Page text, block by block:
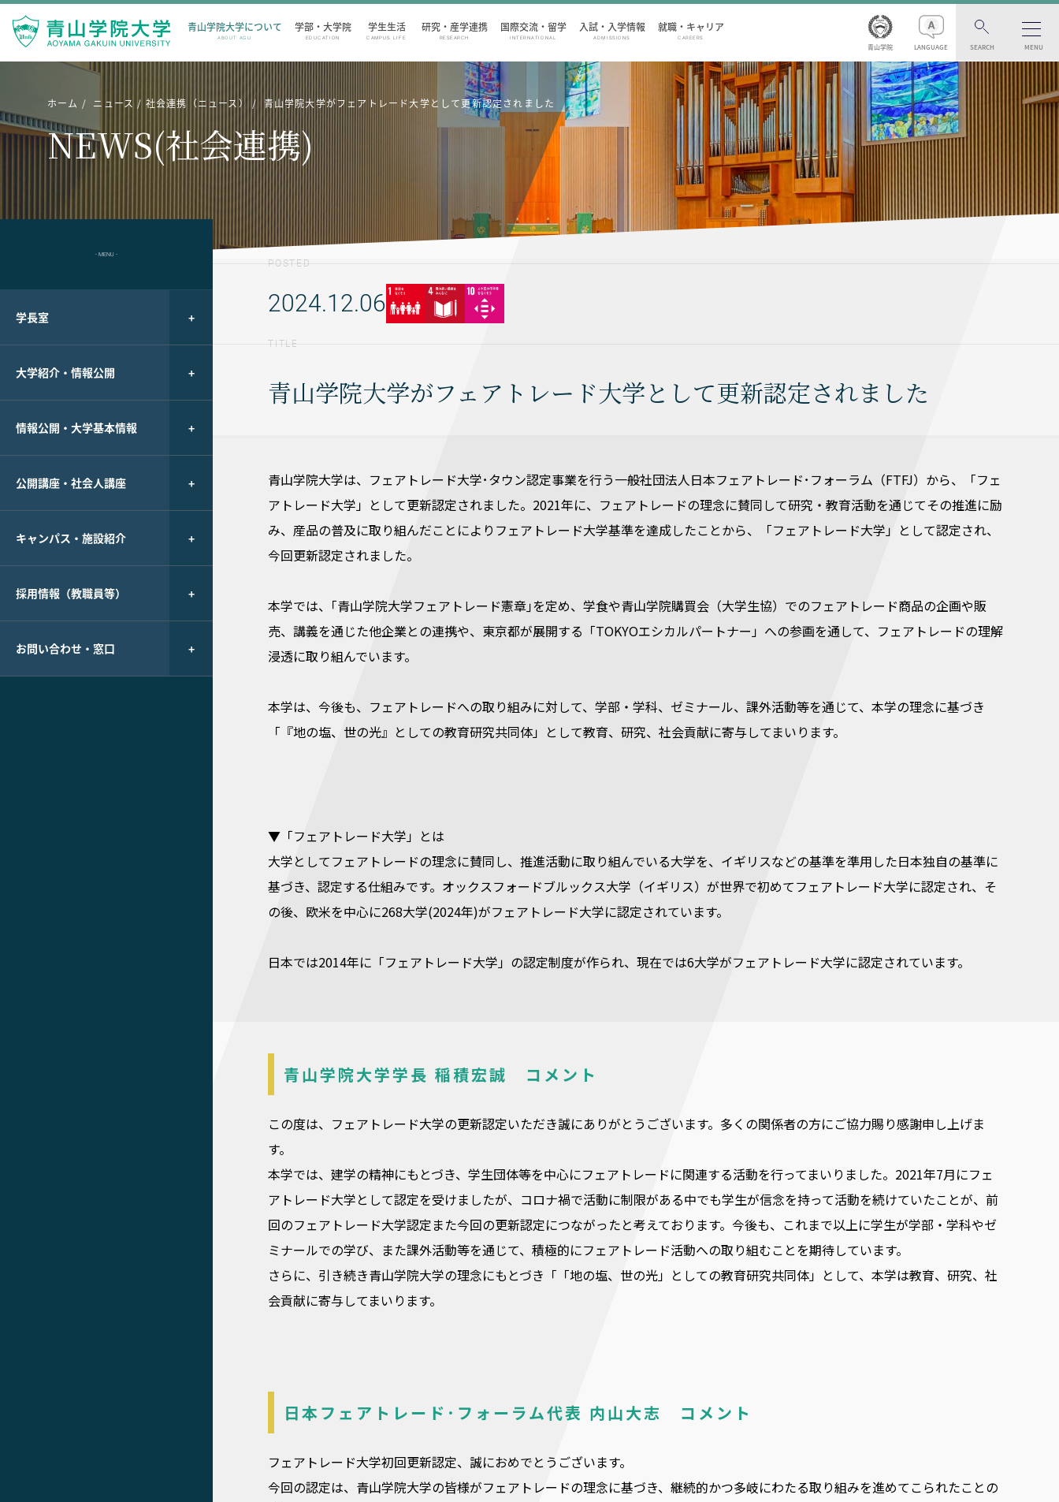
青山学院大学について
ABOUT AGU
学部・大学院
EDUCATION
学生生活
CAMPUS LIFE
研究・産学連携
RESEARCH
国際交流・留学
INTERNATIONAL
入試・入学情報
ADMISSIONS
就職・キャリア
CAREERS
青山学院 LANGUAGE SEARCH MENU
ホーム ニュース 社会連携（ニュース） 青山学院大学がフェアトレード大学として更新認定されました
NEWS(社会連携)
- MENU -
学長室
大学紹介・情報公開
情報公開・大学基本情報
公開講座・社会人講座
キャンパス・施設紹介
採用情報（教職員等）
お問い合わせ・窓口
POSTED
2024.12.06
TITLE
青山学院大学がフェアトレード大学として更新認定されました
青山学院大学は、フェアトレード大学･タウン認定事業を行う一般社団法人日本フェアトレード･フォーラム（FTFJ）から、「フェ
アトレード大学」として更新認定されました。2021年に、フェアトレードの理念に賛同して研究・教育活動を通じてその推進に励
み、産品の普及に取り組んだことによりフェアトレード大学基準を達成したことから、「フェアトレード大学」として認定され、
今回更新認定されました。
本学では、｢青山学院大学フェアトレード憲章｣を定め、学食や青山学院購買会（大学生協）でのフェアトレード商品の企画や販
売、講義を通じた他企業との連携や、東京都が展開する「TOKYOエシカルパートナー」への参画を通して、フェアトレードの理解
浸透に取り組んでいます。
本学は、今後も、フェアトレードへの取り組みに対して、学部・学科、ゼミナール、課外活動等を通じて、本学の理念に基づき
「『地の塩、世の光』としての教育研究共同体」として教育、研究、社会貢献に寄与してまいります。
▼「フェアトレード大学」とは
大学としてフェアトレードの理念に賛同し、推進活動に取り組んでいる大学を、イギリスなどの基準を準用した日本独自の基準に
基づき、認定する仕組みです。オックスフォードブルックス大学（イギリス）が世界で初めてフェアトレード大学に認定され、そ
の後、欧米を中心に268大学(2024年)がフェアトレード大学に認定されています。
日本では2014年に「フェアトレード大学」の認定制度が作られ、現在では6大学がフェアトレード大学に認定されています。
青山学院大学学長 稲積宏誠 コメント
この度は、フェアトレード大学の更新認定いただき誠にありがとうございます。多くの関係者の方にご協力賜り感謝申し上げま
す。
本学では、建学の精神にもとづき、学生団体等を中心にフェアトレードに関連する活動を行ってまいりました。2021年7月にフェ
アトレード大学として認定を受けましたが、コロナ禍で活動に制限がある中でも学生が信念を持って活動を続けていたことが、前
回のフェアトレード大学認定また今回の更新認定につながったと考えております。今後も、これまで以上に学生が学部・学科やゼ
ミナールでの学び、また課外活動等を通じて、積極的にフェアトレード活動への取り組むことを期待しています。
さらに、引き続き青山学院大学の理念にもとづき「「地の塩、世の光」としての教育研究共同体」として、本学は教育、研究、社
会貢献に寄与してまいります。
日本フェアトレード･フォーラム代表 内山大志 コメント
フェアトレード大学初回更新認定、誠におめでとうございます。
今回の認定は、青山学院大学の皆様がフェアトレードの理念に基づき、継続的かつ多岐にわたる取り組みを進めてこられたことの